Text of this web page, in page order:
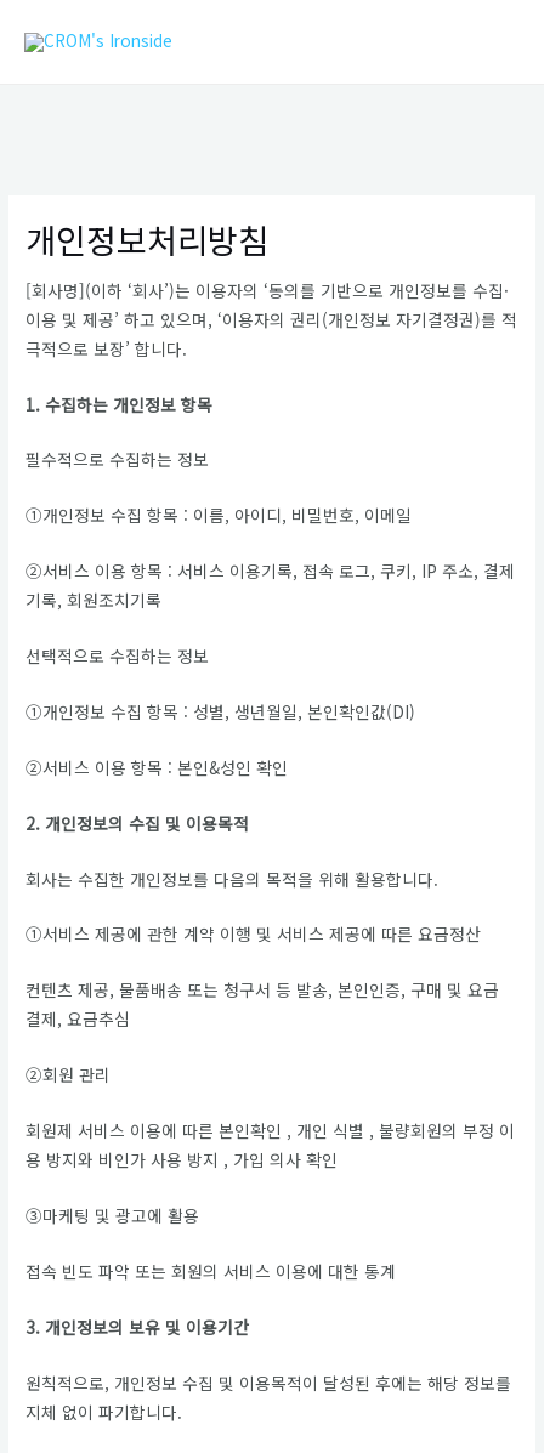
개인정보처리방침
[회사명](이하 ‘회사’)는 이용자의 ‘동의를 기반으로 개인정보를 수집·
이용 및 제공’ 하고 있으며, ‘이용자의 권리(개인정보 자기결정권)를 적
극적으로 보장’ 합니다.
1. 수집하는 개인정보 항목
필수적으로 수집하는 정보
①개인정보 수집 항목 : 이름, 아이디, 비밀번호, 이메일
②서비스 이용 항목 : 서비스 이용기록, 접속 로그, 쿠키, IP 주소, 결제
기록, 회원조치기록
선택적으로 수집하는 정보
①개인정보 수집 항목 : 성별, 생년월일, 본인확인값(DI)
②서비스 이용 항목 : 본인&성인 확인
2. 개인정보의 수집 및 이용목적
회사는 수집한 개인정보를 다음의 목적을 위해 활용합니다.
①서비스 제공에 관한 계약 이행 및 서비스 제공에 따른 요금정산
컨텐츠 제공, 물품배송 또는 청구서 등 발송, 본인인증, 구매 및 요금
결제, 요금추심
②회원 관리
회원제 서비스 이용에 따른 본인확인 , 개인 식별 , 불량회원의 부정 이
용 방지와 비인가 사용 방지 , 가입 의사 확인
③마케팅 및 광고에 활용
접속 빈도 파악 또는 회원의 서비스 이용에 대한 통계
3. 개인정보의 보유 및 이용기간
원칙적으로, 개인정보 수집 및 이용목적이 달성된 후에는 해당 정보를
지체 없이 파기합니다.